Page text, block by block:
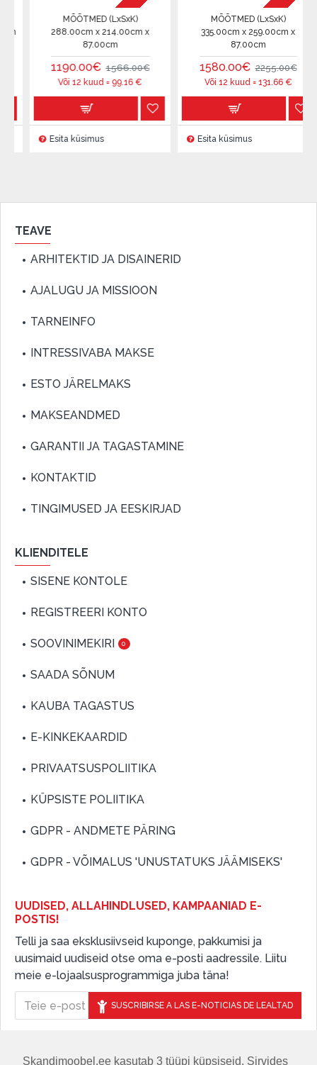
Skandimoobel.ee kasutab 3 tüüpi küpsiseid. Sirvides
MÕÕTMED (LxSxK)
288.00cm x 214.00cm x
87.00cm
1190.00€ 1566.00€
Või 12 kuud =99.16€
Esita küsimus
MÕÕTMED (LxSxK)
335.00cm x 259.00cm x
87.00cm
1580.00€ 2255.00€
Või 12 kuud =131.66€
Esita küsimus
TEAVE
ARHITEKTID JA DISAINERID
AJALUGU JA MISSIOON
TARNEINFO
INTRESSIVABA MAKSE
ESTO JÄRELMAKS
MAKSEANDMED
GARANTII JA TAGASTAMINE
KONTAKTID
TINGIMUSED JA EESKIRJAD
KLIENDITELE
SISENE KONTOLE
REGISTREERI KONTO
SOOVINIMEKIRI 0
SAADA SÕNUM
KAUBA TAGASTUS
E-KINKEKAARDID
PRIVAATSUSPOLIITIKA
KÜPSISTE POLIITIKA
GDPR - ANDMETE PÄRING
GDPR - VÕIMALUS 'UNUSTATUKS JÄÄMISEKS'
UUDISED, ALLAHINDLUSED, KAMPAANIAD E-
POSTIS!
Telli ja saa eksklusiivseid kuponge, pakkumisi ja
uusimaid uudiseid otse oma e-posti aadressile. Liitu
meie e-lojaalsusprogrammiga juba täna!
SUSCRIBIRSE A LAS E-NOTICIAS DE LEALTAD